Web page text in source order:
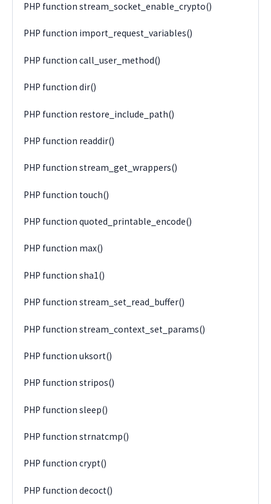
PHP function stream_socket_enable_crypto()
PHP function import_request_variables()
PHP function call_user_method()
PHP function dir()
PHP function restore_include_path()
PHP function readdir()
PHP function stream_get_wrappers()
PHP function touch()
PHP function quoted_printable_encode()
PHP function max()
PHP function sha1()
PHP function stream_set_read_buffer()
PHP function stream_context_set_params()
PHP function uksort()
PHP function stripos()
PHP function sleep()
PHP function strnatcmp()
PHP function crypt()
PHP function decoct()